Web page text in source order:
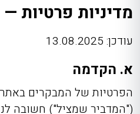
מדיניות פרטיות
עודכן: 13.08.2025
א. הקדמה
הפרטיות של המבקרים
("המדביר שמציל") חשובה